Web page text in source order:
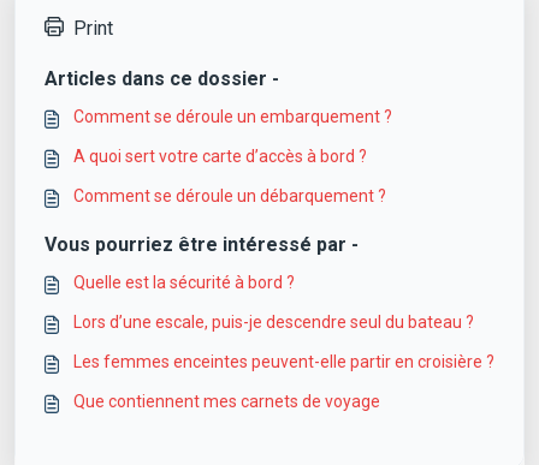
Print
Articles dans ce dossier -
Comment se déroule un embarquement ?
A quoi sert votre carte d’accès à bord ?
Comment se déroule un débarquement ?
Vous pourriez être intéressé par -
Quelle est la sécurité à bord ?
Lors d’une escale, puis-je descendre seul du bateau ?
Les femmes enceintes peuvent-elle partir en croisière ?
Que contiennent mes carnets de voyage